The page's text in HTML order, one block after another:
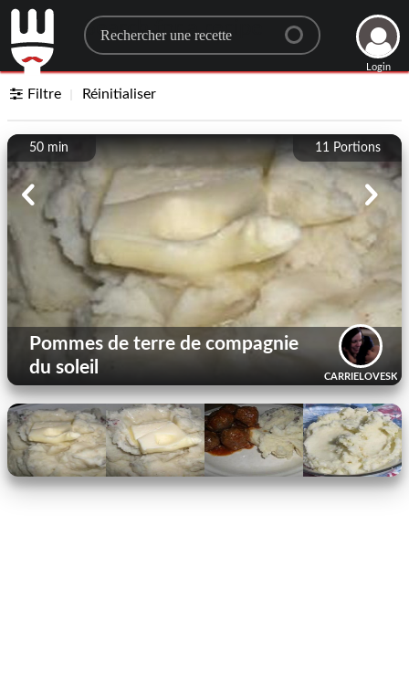
Search for a recipe
Login
Filtre Réinitialiser
11 Portions
50 min
Pommes de terre de compagnie
du soleil